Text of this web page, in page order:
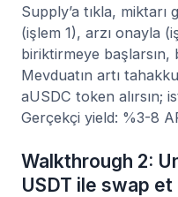
Supply’a tıkla, miktarı
(işlem 1), arzı onayla
biriktirmeye
Mevduatın artı
aUSDC token alırsın;
Gerçekçi yield: %3-8
Walkthrough 2:
USDT ile swap et